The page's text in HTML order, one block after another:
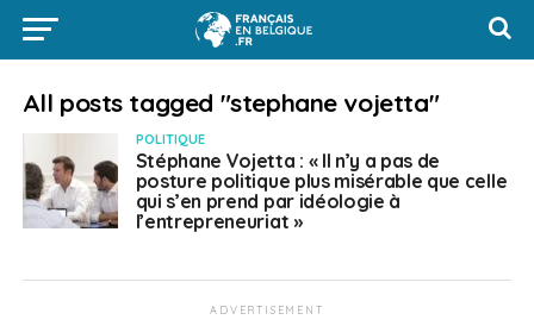
All posts tagged "stephane vojetta"
POLITIQUE
Stéphane Vojetta : « Il n’y a pas de
posture politique plus misérable que celle
qui s’en prend par idéologie à
l’entrepreneuriat »
ADVERTISEMENT